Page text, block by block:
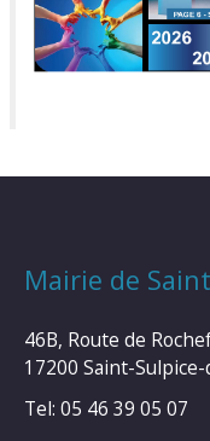
Mairie de
46B, Route de
17200 Saint-
Tel: 05 46 39 05 07